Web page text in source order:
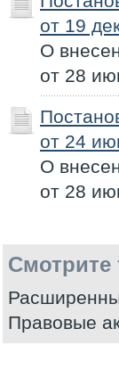
от 19
О
от 28
от 24
О
от 28
Смотрите
Правовые